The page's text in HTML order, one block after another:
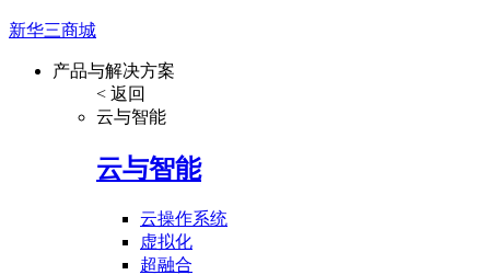
新华三商城
产品与解决方案
< 返回
云与智能
云与智能
云操作系统
虚拟化
超融合